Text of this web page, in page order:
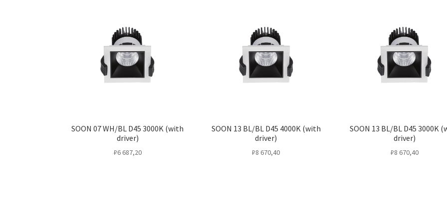
SOON 07 WH/BL D45 3000K (with
driver)
₽6 687,20
SOON 13 BL/BL D45 4000K (with
driver)
₽8 670,40
SOON 13 BL/BL D45 3000K
driver)
₽8 670,40